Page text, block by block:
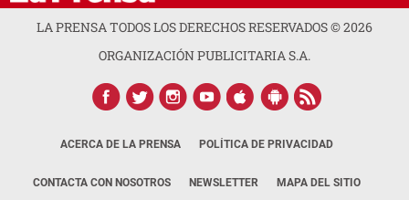
LA PRENSA TODOS LOS DERECHOS RESERVADOS ©2026
ORGANIZACIÓN PUBLICITARIA S.A.
ACERCA DE LA PRENSA POLÍTICA DE PRIVACIDAD
CONTACTA CON NOSOTROS NEWSLETTER MAPA DEL SITIO